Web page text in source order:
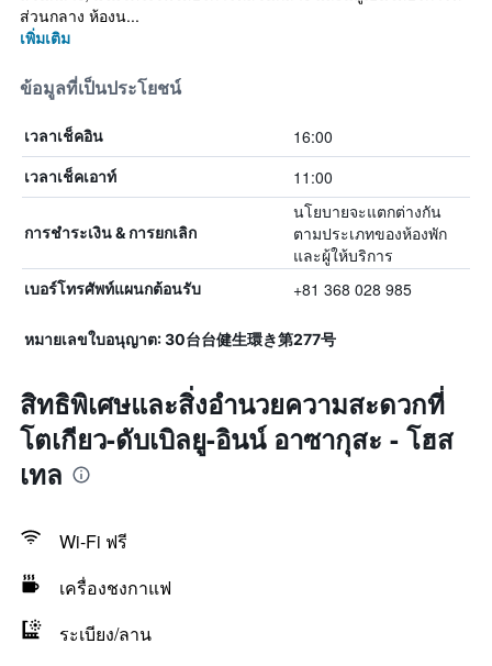
ส่วนกลาง ห้องน...
เพิ่มเติม
ข้อมูลที่เป็นประโยชน์
เวลาเช็คอิน 16:00
เวลาเช็คเอาท์ 11:00
การชำระเงิน & การยกเลิก
นโยบายจะแตกต่างกัน
ตามประเภทของห้องพัก
และผู้ให้บริการ
เบอร์โทรศัพท์แผนกต้อนรับ +81 368 028 985
หมายเลขใบอนุญาต: 30台台健生環き第277号
สิทธิพิเศษและสิ่งอำนวยความสะดวกที่
โตเกียว-ดับเบิลยู-อินน์ อาซากุสะ - โฮส
เทล
Wi-Fi ฟรี
เครื่องชงกาแฟ
ระเบียง/ลาน